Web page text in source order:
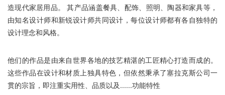
造现代家居用品。 其产品涵盖餐具、配饰、照明、陶器和家具等，
由知名设计师和新锐设计师共同设计，每位设计师都有各自独特的
设计理念和风格。
他们的作品是由来自世界各地的技艺精湛的工匠精心打造而成的。
这些作品在设计和材质上独具特色，但依然秉承了塞拉克斯公司一
贯的宗旨，即注重实用性、品质以及......功能特性